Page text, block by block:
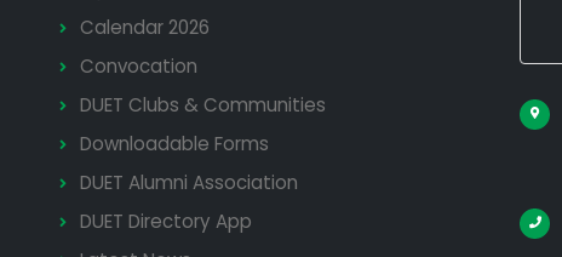
Calendar 2026
Convocation
DUET Clubs & Communities
Downloadable Forms
DUET Alumni Association
DUET Directory App